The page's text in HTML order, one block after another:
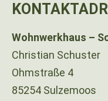
Wohnwerkhaus –
Christian Schuster
Ohmstraße 4
85254 Sulzemoos